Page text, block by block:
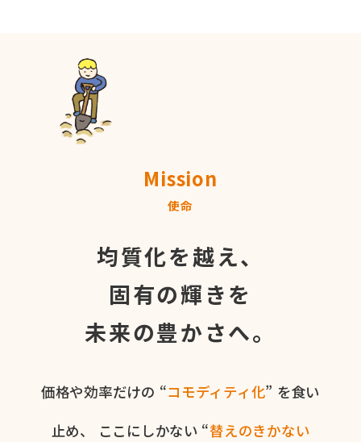
Mission
使命
均質化を越え、
固有の輝きを
未来の豊かさへ。
価格や​効率だけの​ “コモディティ化” を​食い​
止め、
ここに​しかない​ “替えの​きかない​